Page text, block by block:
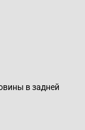
в задней